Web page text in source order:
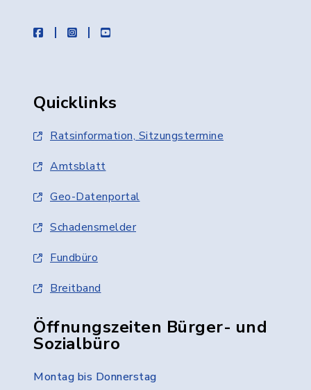
facebookinstagramyoutube
Quicklinks
Ratsinformation, Sitzungstermine
Amtsblatt
Geo-Datenportal
Schadensmelder
Fundbüro
Breitband
Öffnungszeiten Bürger- und
Sozialbüro
Montag bis Donnerstag